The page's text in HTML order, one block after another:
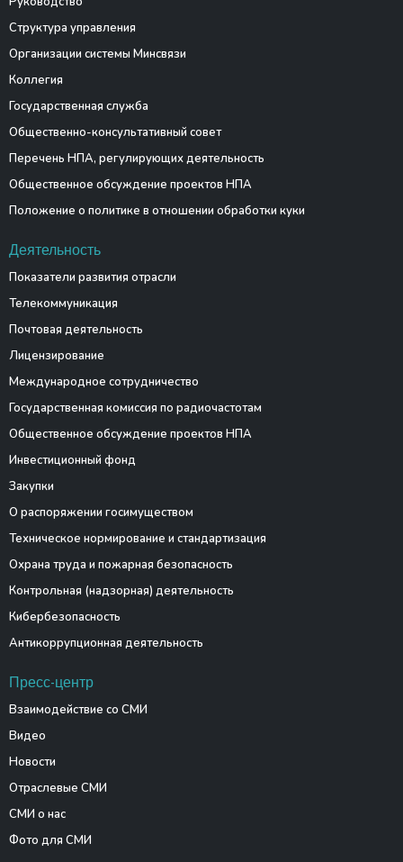
Структура управления
Организации системы Минсвязи
Коллегия
Государственная служба
Общественно-консультативный совет
Перечень НПА, регулирующих деятельность
Общественное обсуждение проектов НПА
Положение о политике в отношении обработки куки
Деятельность
Показатели развития отрасли
Телекоммуникация
Почтовая деятельность
Лицензирование
Международное сотрудничество
Государственная комиссия по радиочастотам
Общественное обсуждение проектов НПА
Инвестиционный фонд
Закупки
О распоряжении госимуществом
Техническое нормирование и стандартизация
Охрана труда и пожарная безопасность
Контрольная (надзорная) деятельность
Кибербезопасность
Антикоррупционная деятельность
Пресс-центр
Взаимодействие со СМИ
Видео
Новости
Отраслевые СМИ
СМИ о нас
Фото для СМИ